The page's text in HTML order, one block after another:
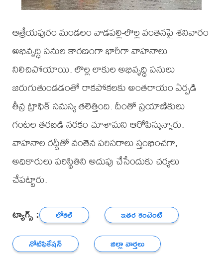
ఆత్రేయపురం మండలం వాడపల్లి-లొల్ల వంతెనపై శనివారం
అభివృద్ధి పనుల కారణంగా భారీగా వాహనాలు
నిలిచిపోయాయి. లొల్ల లాకుల అభివృద్ధి పనులు
జరుగుతుండడంతో రాకపోకలకు అంతరాయం ఏర్పడి
తీవ్ర ట్రాఫిక్ సమస్య తలెత్తింది. దీంతో ప్రయాణికులు
గంటల తరబడి నరకం చూశామని ఆరోపిస్తున్నారు.
వాహనాల రద్దీతో వంతెన పరిసరాలు స్తంభించగా,
అధికారులు పరిస్థితిని అదుపు చేసేందుకు చర్యలు
చేపట్టారు.
ట్యాగ్స్ : లోకల్
ఇతర కంటెంట్
నోటిఫికేషన్
జిల్లా వార్తలు